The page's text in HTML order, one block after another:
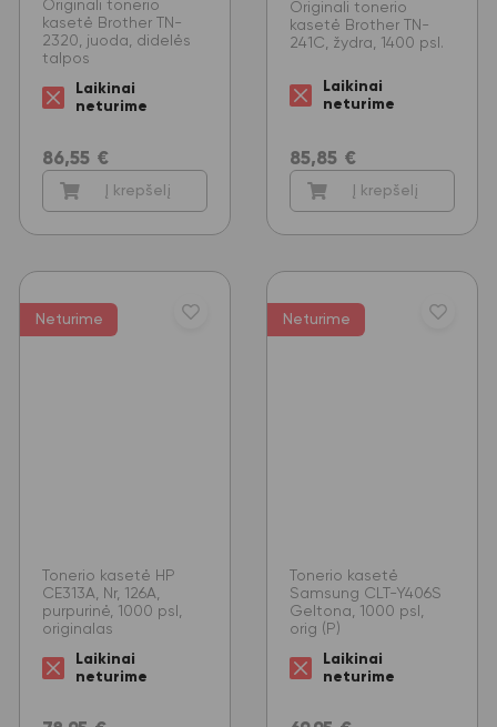
Originali tonerio
kasetė Brother TN-
2320, juoda, didelės
talpos
Laikinai
neturime
86,55 €
Į krepšelį
Originali tonerio
kasetė Brother TN-
241C, žydra, 1400 psl.
Laikinai
neturime
85,85 €
Į krepšelį
Neturime
Tonerio kasetė HP
CE313A, Nr, 126A,
purpurinė, 1000 psl,
originalas
Laikinai
neturime
Neturime
Tonerio kasetė
Samsung CLT-Y406S
Geltona, 1000 psl,
orig (P)
Laikinai
neturime